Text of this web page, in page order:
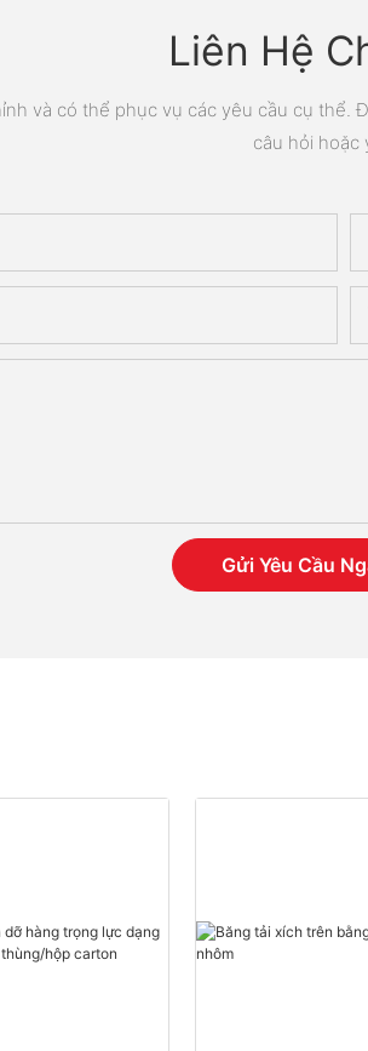
Liên Hệ
và có thể phục vụ các yêu cầu cụ
câu hỏi hoặc
Gửi Yêu Cầu